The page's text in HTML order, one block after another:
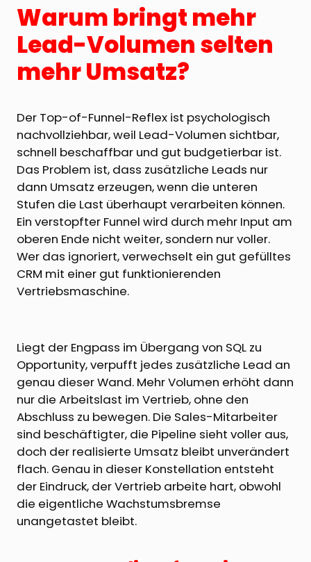
Warum bringt mehr
Lead-Volumen selten
mehr Umsatz?
Der Top-of-Funnel-Reflex ist psychologisch
nachvollziehbar, weil Lead-Volumen sichtbar,
schnell beschaffbar und gut budgetierbar ist.
Das Problem ist, dass zusätzliche Leads nur
dann Umsatz erzeugen, wenn die unteren
Stufen die Last überhaupt verarbeiten können.
Ein verstopfter Funnel wird durch mehr Input am
oberen Ende nicht weiter, sondern nur voller.
Wer das ignoriert, verwechselt ein gut gefülltes
CRM mit einer gut funktionierenden
Vertriebsmaschine.
Liegt der Engpass im Übergang von SQL zu
Opportunity, verpufft jedes zusätzliche Lead an
genau dieser Wand. Mehr Volumen erhöht dann
nur die Arbeitslast im Vertrieb, ohne den
Abschluss zu bewegen. Die Sales-Mitarbeiter
sind beschäftigter, die Pipeline sieht voller aus,
doch der realisierte Umsatz bleibt unverändert
flach. Genau in dieser Konstellation entsteht
der Eindruck, der Vertrieb arbeite hart, obwohl
die eigentliche Wachstumsbremse
unangetastet bleibt.